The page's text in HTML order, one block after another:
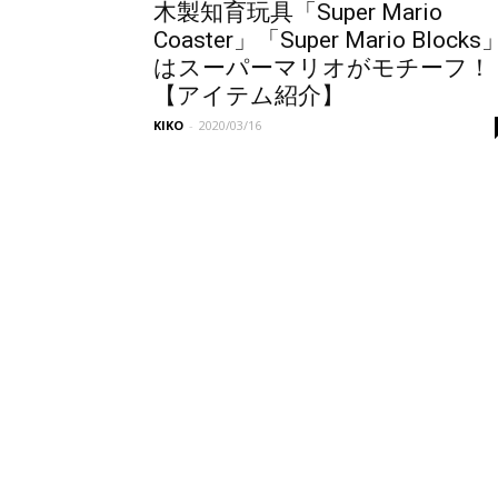
木製知育玩具「Super Mario
Coaster」「Super Mario Blocks
はスーパーマリオがモチーフ！
【アイテム紹介】
KIKO - 2020/03/16